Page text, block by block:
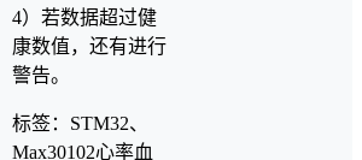
4）若数据超过健
康数值，还有进行
警告。
标签：STM32、
Max30102心率血